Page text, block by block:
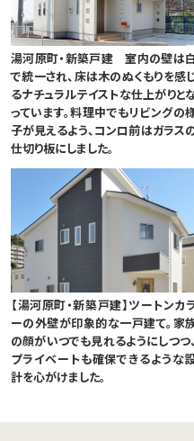
湯河原町・新築戸建 室内の壁は白
で統一され、床は木のぬくもりを感
るナチュラルテイストな仕上がりと
っています。料理中でもリビングの
子が見えるよう、コンロ前はガラス
仕切り板にしました。
【湯河原町・新築戸建】ツートンカ
ーの外壁が印象的な一戸建て。家
の顔がいつでも見れるようにしつつ、
プライベートも確保できるような
計を心がけました。